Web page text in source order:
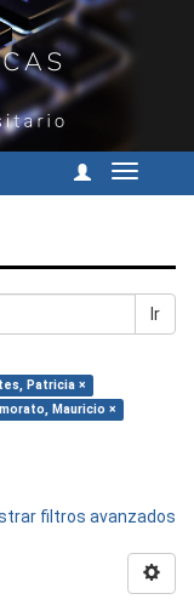
Cambiar
Ir
Patricia ×
Mauricio ×
filtros avanzados